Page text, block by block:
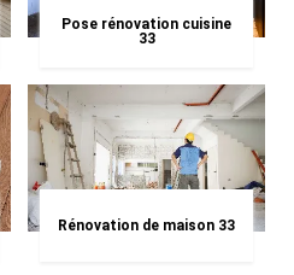
Pose rénovation cuisine
33
Rénovation de maison 33